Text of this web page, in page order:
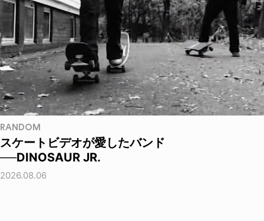
RANDOM
スケートビデオが愛したバンド
──DINOSAUR JR.
2026.08.06